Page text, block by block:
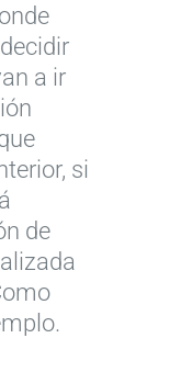
a ir
si
de